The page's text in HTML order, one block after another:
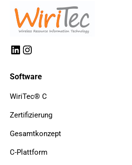
LinkedIn Instagram
Software
WiriTec® C
Zertifizierung
Gesamtkonzept
C-Plattform